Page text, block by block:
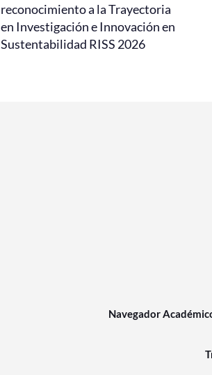
reconocimiento a la Trayectoria
en Investigación e Innovación en
Sustentabilidad RISS 2026
Navegador